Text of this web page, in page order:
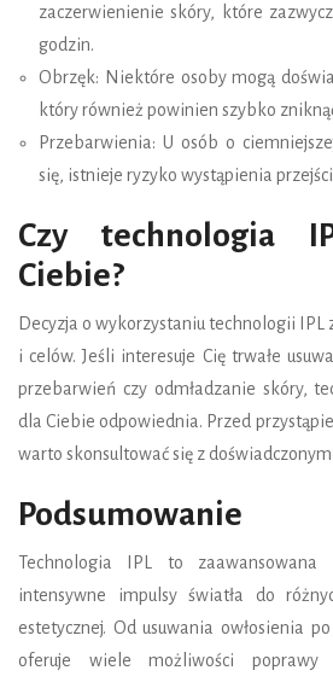
zaczerwienienie skóry, które
godzin.
Obrzęk: Niektóre osoby mogą
który również powinien szybko
Przebarwienia: U osób o
się, istnieje ryzyko wystąpienia
Czy technologia
Ciebie?
Decyzja o wykorzystaniu technologii IPL
i celów. Jeśli interesuje Cię trwałe
przebarwień czy odmładzanie skóry,
dla Ciebie odpowiednia. Przed
warto skonsultować się z
Podsumowanie
Technologia IPL to zaawansowana
intensywne impulsy światła do
estetycznej. Od usuwania owłosienia
oferuje wiele możliwości poprawy